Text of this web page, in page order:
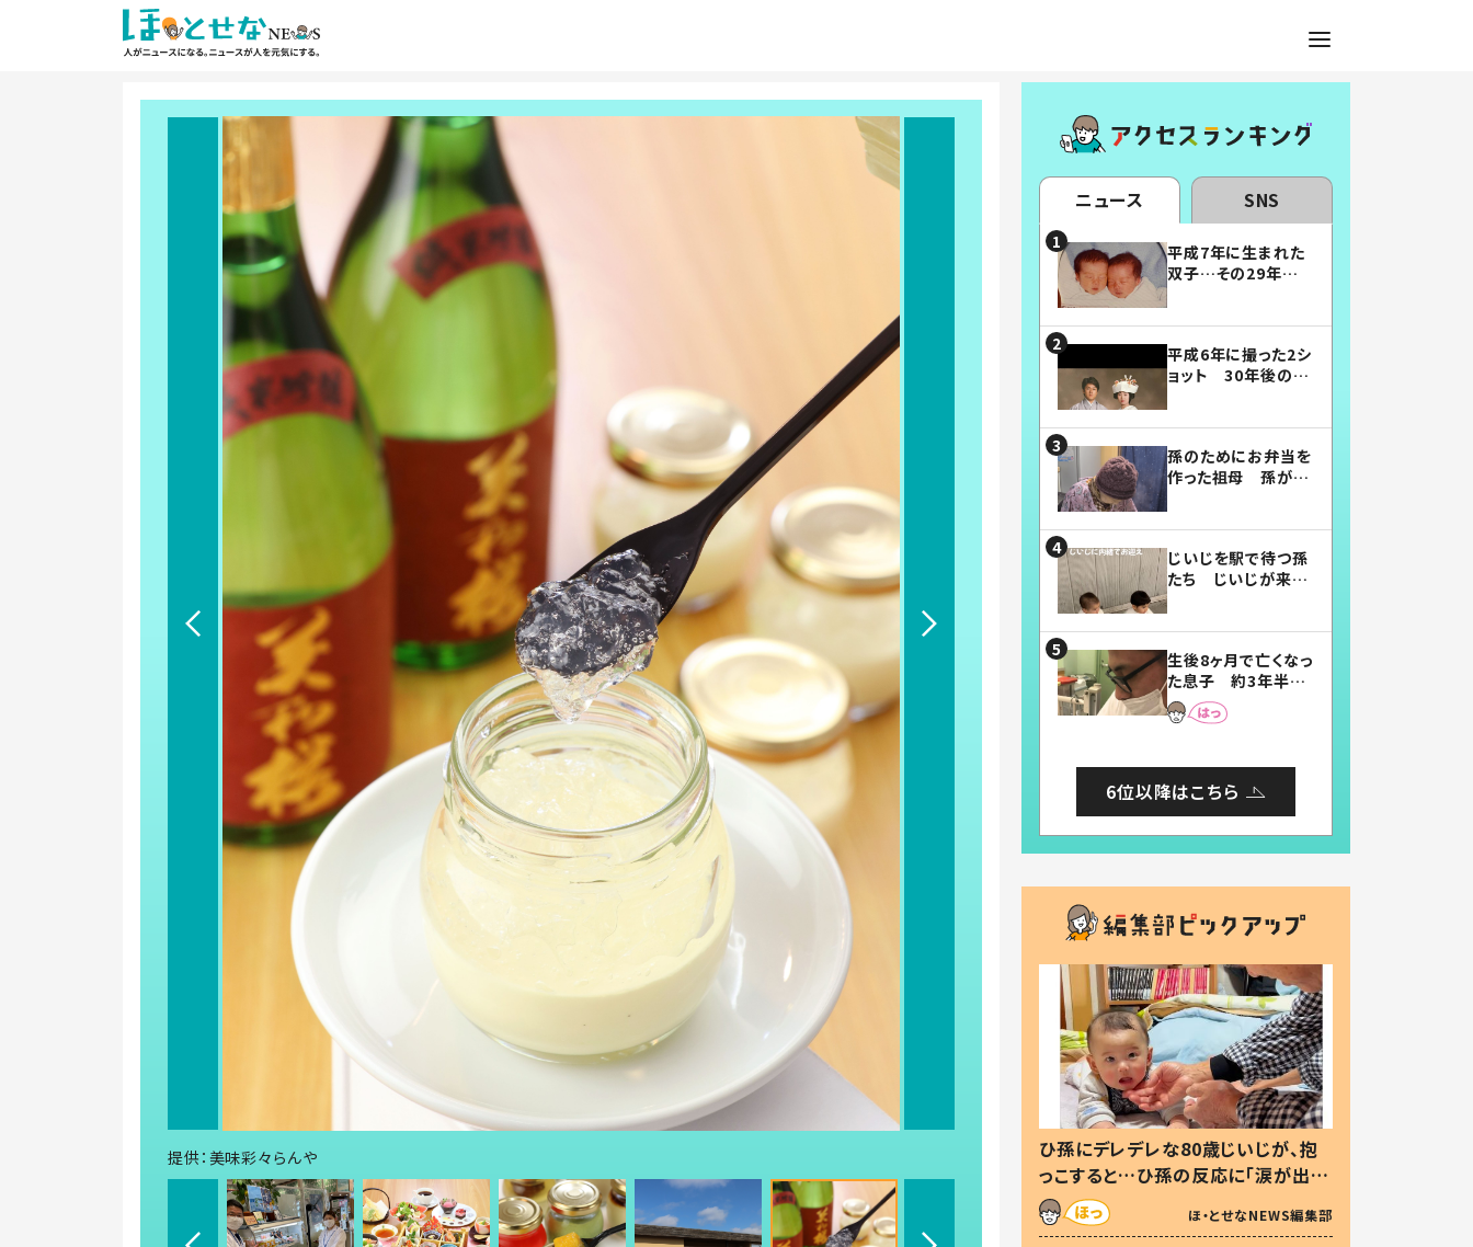
提供：美味彩々らんや
ニュース SNS
平成7年に生まれた
双子…その29年後
平成6年に撮った2シ
ョット 30年後の姿
孫のためにお弁当を
作った祖母 孫が絶
じいじを駅で待つ孫
たち じいじが来た
まらない」「幸せにな
れる」
生後8ヶ月で亡くなっ
た息子 約3年半
後、当時の妻の日記
に書いてあった本音
6位以降はこちら
ひ孫にデレデレな80歳じいじが、抱
っこすると…ひ孫の反応に「涙が出ま
した」「可愛くて仕方ない」
ほ・とせなNEWS編集部